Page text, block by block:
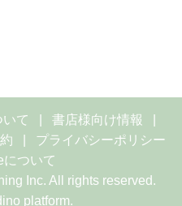
て
書店様向け情報
プライバシーポリシー
について
Inc. All rights reserved.
platform.